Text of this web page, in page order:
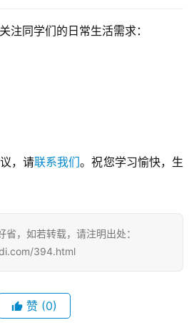
注同学们的日常生活需求：
，请联系我们。祝您学习愉快，生
，如若转载，请注明出处：
394.html
赞 (0)